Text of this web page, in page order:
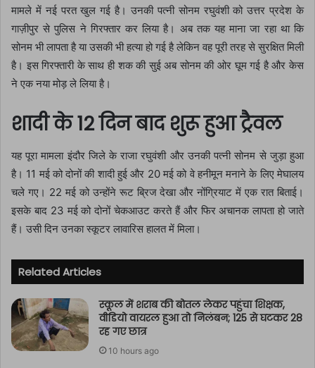
मामले में नई परत खुल गई है। उनकी पत्नी सोनम रघुवंशी को उत्तर प्रदेश के
गाज़ीपुर से पुलिस ने गिरफ्तार कर लिया है। अब तक यह माना जा रहा था कि
सोनम भी लापता है या उसकी भी हत्या हो गई है लेकिन वह पूरी तरह से सुरक्षित मिली
है। इस गिरफ्तारी के साथ ही शक की सुई अब सोनम की ओर घूम गई है और केस
ने एक नया मोड़ ले लिया है।
शादी के 12 दिन बाद शुरू हुआ ट्रैवल
यह पूरा मामला इंदौर जिले के राजा रघुवंशी और उनकी पत्नी सोनम से जुड़ा हुआ
है। 11 मई को दोनों की शादी हुई और 20 मई को वे हनीमून मनाने के लिए मेघालय
चले गए। 22 मई को उन्होंने रूट ब्रिज देखा और नोंग्रियाट में एक रात बिताई।
इसके बाद 23 मई को दोनों चेकआउट करते हैं और फिर अचानक लापता हो जाते
हैं। उसी दिन उनका स्कूटर लावारिस हालत में मिला।
Related Articles
स्कूल में शराब की बोतल लेकर पहुंचा शिक्षक,
वीडियो वायरल हुआ तो निलंबन; 125 से घटकर 28
रह गए छात्र
10 hours ago